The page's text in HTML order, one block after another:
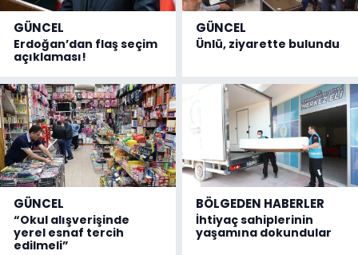
GÜNCEL
Erdoğan’dan flaş seçim
açıklaması!
GÜNCEL
Ünlü, ziyarette bulundu
GÜNCEL
“Okul alışverişinde
yerel esnaf tercih
edilmeli”
BÖLGEDEN HABERLER
İhtiyaç sahiplerinin
yaşamına dokundular